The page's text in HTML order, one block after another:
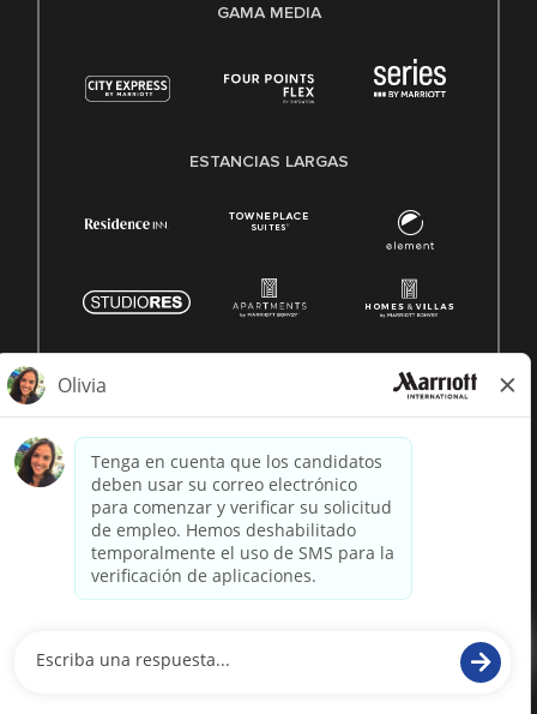
GAMA MEDIA
ESTANCIAS LARGAS
reservados. Marriott información patentada
paradox.ai